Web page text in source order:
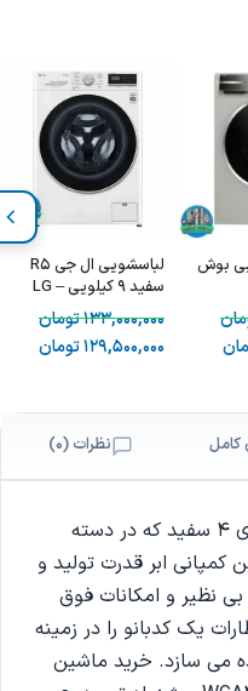
بوش
لباسشویی ال جی R5
سفید 9 کیلویی – LG
133,000,000تومان
129,500,000تومان
کامل نظرات (0)
بوش سری 4 سفید که در دسته
لباسشویی های سری 4 این کمپانی ابر قدرت تولید و
بی نظیر و امکانات فوق
یک کدبانو را در زمینه
می سازد. خرید ماشین